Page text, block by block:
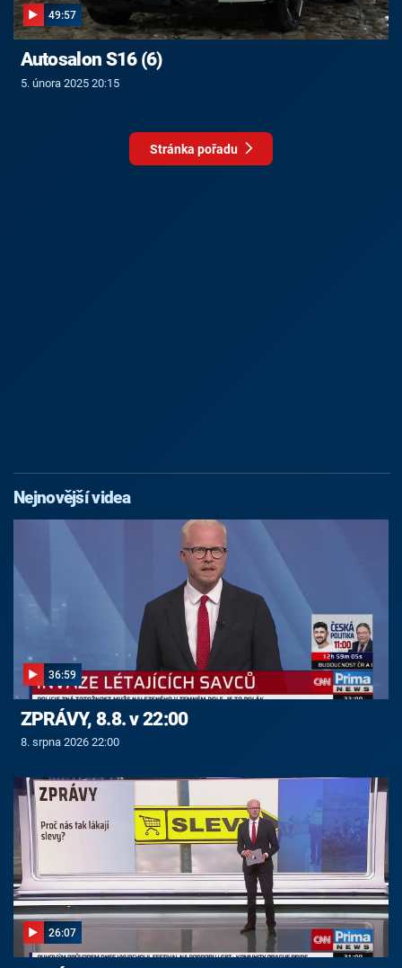
49:57
Autosalon S16 (6)
5. února 2025 20:15
Stránka pořadu
Nejnovější videa
36:59
ZPRÁVY, 8.8. v 22:00
8. srpna 2026 22:00
26:07